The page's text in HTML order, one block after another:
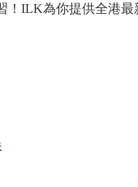
！ILK為你提供全港最